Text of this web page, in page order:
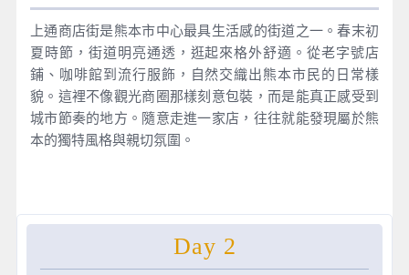
上通商店街是熊本市中心最具生活感的街道之一。春末初
夏時節，街道明亮通透，逛起來格外舒適。從老字號店
鋪、咖啡館到流行服飾，自然交織出熊本市民的日常樣
貌。這裡不像觀光商圈那樣刻意包裝，而是能真正感受到
城市節奏的地方。隨意走進一家店，往往就能發現屬於熊
本的獨特風格與親切氛圍。
Day 2